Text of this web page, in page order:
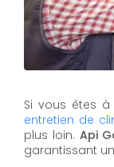
Si vous êtes
entretien de
plus loin. Api
garantissant